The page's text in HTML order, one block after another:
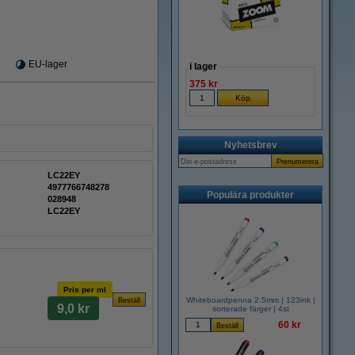
EU-lager
LC22EY
4977766748278
028948
LC22EY
Pris per ml
9,0 kr
i lager
375 kr
Nyhetsbrev
Populära produkter
Whiteboardpenna 2.5mm | 123ink |
sorterade färger | 4st
60 kr